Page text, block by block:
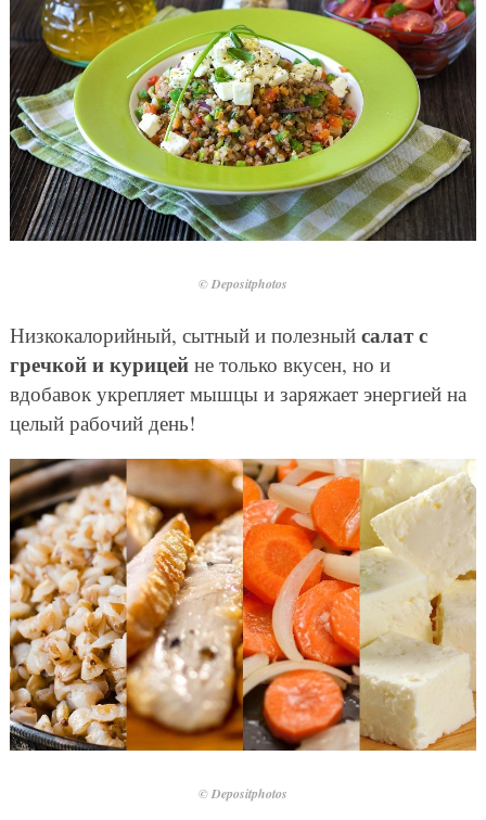
© Depositphotos
Низкокалорийный, сытный и полезный салат с
гречкой и курицейне только вкусен, но и
вдобавок укрепляет мышцы и заряжает энергией на
целый рабочий день!
© Depositphotos